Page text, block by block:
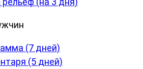
(7 дней)
(5 дней)